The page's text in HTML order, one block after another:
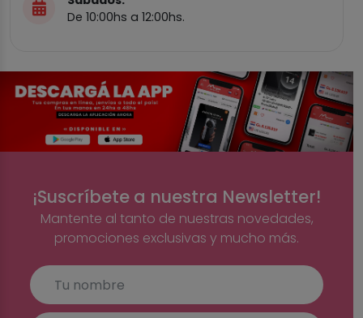
De 10:00hs a 12:00hs.
¡Suscríbete a nuestra Newsletter!
Mantente al tanto de nuestras novedades,
promociones exclusivas y mucho más.